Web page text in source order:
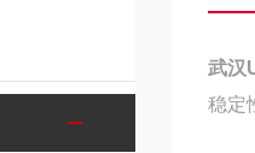
武汉
稳定